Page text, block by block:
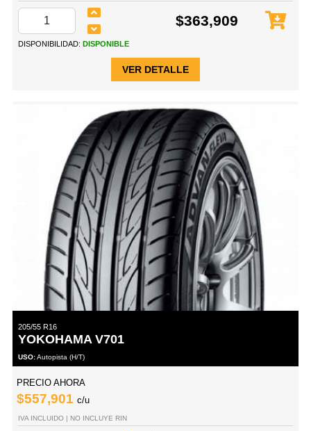
$363,909
DISPONIBILIDAD: DISPONIBLE
VER DETALLE
205/55 R16
YOKOHAMA V701
USO:Autopista (H/T)
PRECIO AHORA
$557,901 c/u
IVA INCLUIDO | NO INCLUYE RIN